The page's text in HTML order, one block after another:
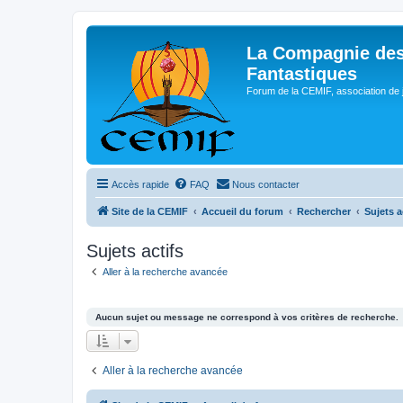
La Compagnie
Fantastiques
Forum de la CEMIF, association de
Accès rapide FAQ Nous contacter
Site de la CEMIF Accueil du forum Rechercher Sujets
Sujets actifs
Aller à la recherche avancée
Aucun sujet ou message ne correspond à vos critères de recherche.
Aller à la recherche avancée